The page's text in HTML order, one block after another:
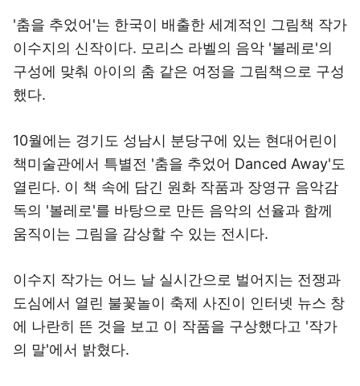
'춤을 추었어'는 한국이 배출한 세계적인 그림책 작가
이수지의 신작이다. 모리스 라벨의 음악 '볼레로'의
구성에 맞춰 아이의 춤 같은 여정을 그림책으로 구성
했다.
10월에는 경기도 성남시 분당구에 있는 현대어린이
책미술관에서 특별전 '춤을 추었어 Danced Away'도
열린다. 이 책 속에 담긴 원화 작품과 장영규 음악감
독의 '볼레로'를 바탕으로 만든 음악의 선율과 함께
움직이는 그림을 감상할 수 있는 전시다.
이수지 작가는 어느 날 실시간으로 벌어지는 전쟁과
도심에서 열린 불꽃놀이 축제 사진이 인터넷 뉴스 창
에 나란히 뜬 것을 보고 이 작품을 구상했다고 '작가
의 말'에서 밝혔다.